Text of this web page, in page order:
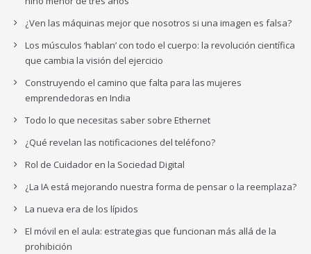
¿Ven las máquinas mejor que nosotros si una imagen es falsa?
Los músculos ‘hablan’ con todo el cuerpo: la revolución científica
que cambia la visión del ejercicio
Construyendo el camino que falta para las mujeres
emprendedoras en India
Todo lo que necesitas saber sobre Ethernet
¿Qué revelan las notificaciones del teléfono?
Rol de Cuidador en la Sociedad Digital
¿La IA está mejorando nuestra forma de pensar o la reemplaza?
La nueva era de los lípidos
El móvil en el aula: estrategias que funcionan más allá de la
prohibición